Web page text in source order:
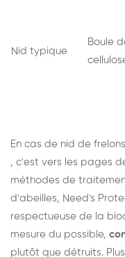
Nid typique
Boule
En cas de nid de
, c'est vers les pages
méthodes de
d'abeilles, Need's
respectueuse de la
mesure du possible,
plutôt que détruits.